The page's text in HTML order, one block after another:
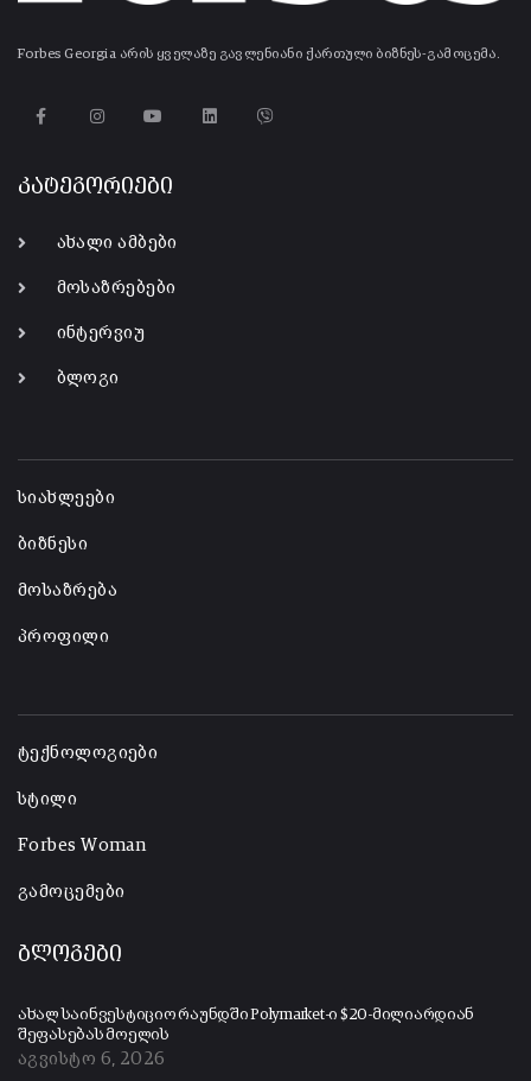
Forbes Georgia არის ყველაზე გავლენიანი ქართული ბიზნეს-გამოცემა.
კატეგორიები
ახალი ამბები
მოსაზრებები
ინტერვიუ
ბლოგი
სიახლეები
ბიზნესი
მოსაზრება
პროფილი
ტექნოლოგიები
სტილი
Forbes Woman
გამოცემები
ბლოგები
ახალ საინვესტიციო რაუნდში Polymarket-ი $20-მილიარდიან
შეფასებას მოელის
აგვისტო 6, 2026